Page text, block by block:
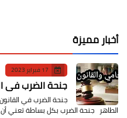
أخبار مميزة
17 فبراير 2023
جنحة الضرب في
جنحة الضرب في
الطاهر جنحة الضرب بكل بساطة تعني